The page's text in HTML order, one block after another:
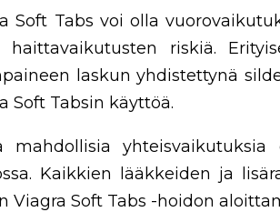
Soft Tabs voi olla
haittavaikutusten riskiä.
laskun yhdistettynä
Soft Tabsin käyttöä.
mahdollisia
Kaikkien lääkkeiden ja
Viagra Soft Tabs -hoidon